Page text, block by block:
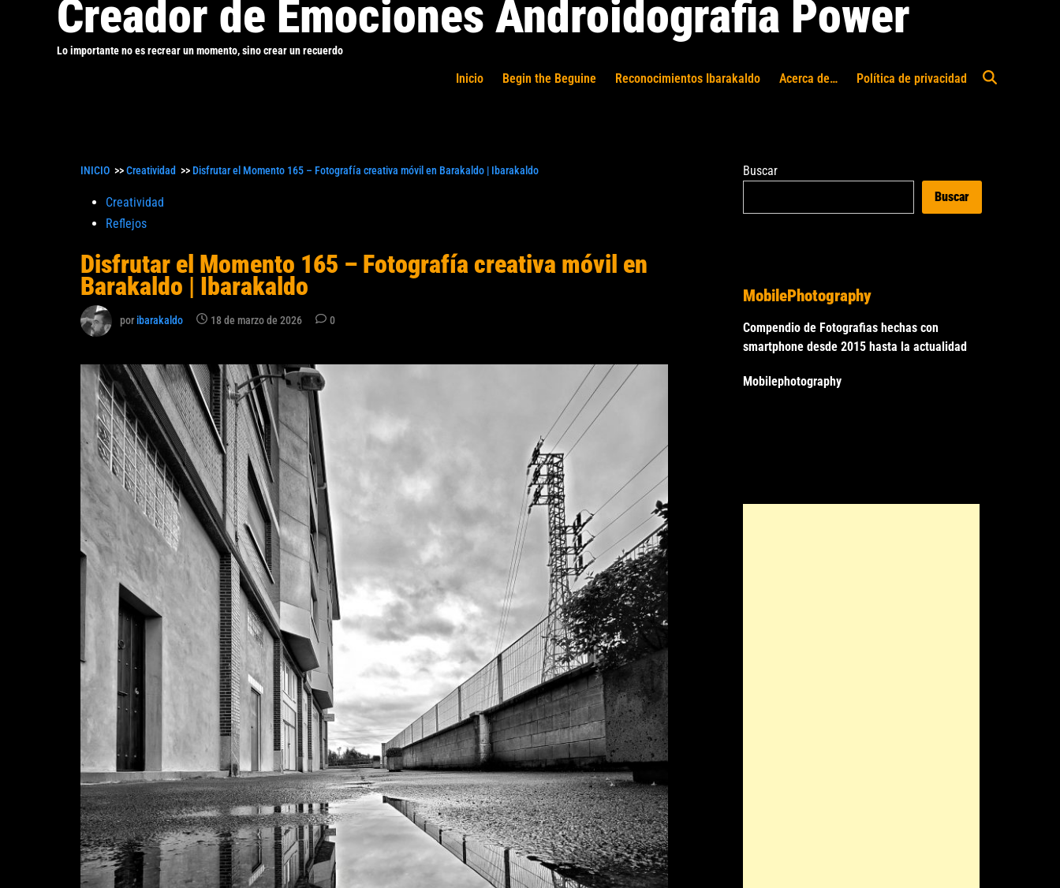
Creador de Emociones Androidografia Power
Lo importante no es recrear un momento, sino crear un recuerdo
Inicio Begin the Beguine Reconocimientos Ibarakaldo Acerca de… Política de privacidad
Abrir
INICIO >>Creatividad >> Disfrutar el Momento 165 – Fotografía creativa móvil en Barakaldo | Ibarakaldo
Publicado
Creatividad
Reflejos
Disfrutar el Momento 165 – Fotografía creativa móvil en
Barakaldo | Ibarakaldo
poribarakaldo 18 de marzo de 2026 0
Buscar
Buscar
MobilePhotography
Compendio de Fotografias hechas con
smartphone desde 2015 hasta la actualidad
Mobilephotography